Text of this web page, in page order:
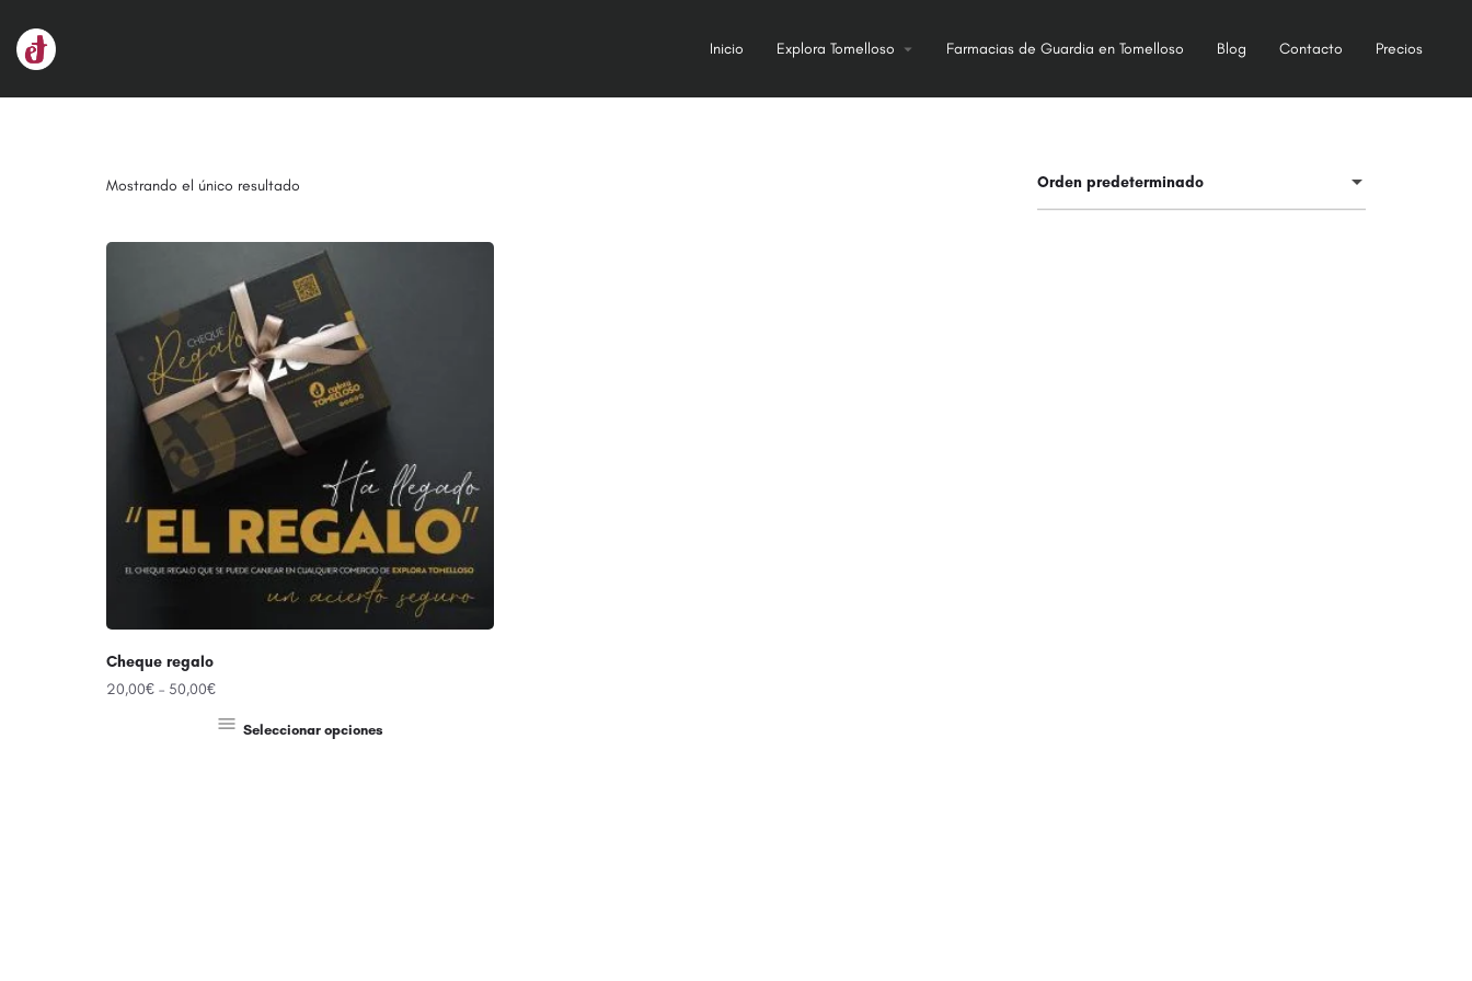
Inicio Explora Tomelloso Farmacias de Guardia en Tomelloso Blog Contacto Precios
Mostrando el único resultado Orden predeterminado
Cheque regalo
20,00€ – 50,00€
Seleccionar opciones